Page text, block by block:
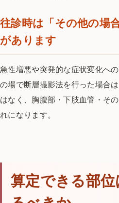
往診時は「その他の場
があります
急性増悪や突発的な症状変化へ
の場で断層撮影法を行った場合
はなく、胸腹部・下肢血管・そ
れになります。
算定できる部位